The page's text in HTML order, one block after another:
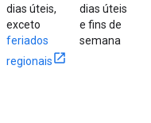
dias úteis,
exceto
feriados
regionais
dias úteis
e fins de
semana